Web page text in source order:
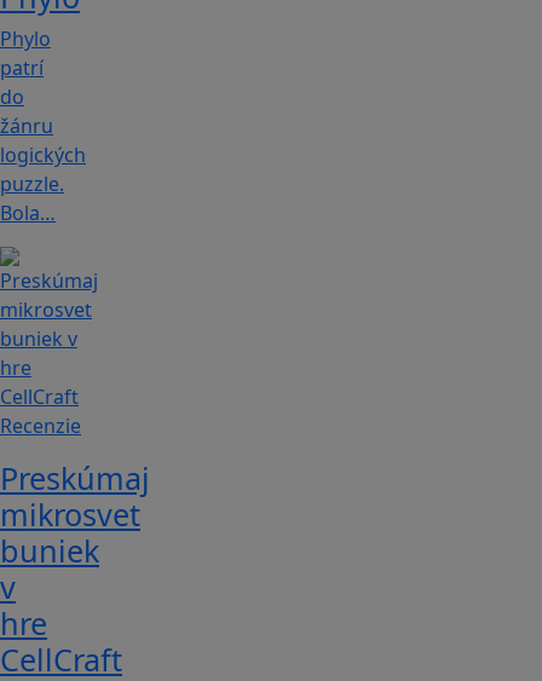
Phylo
patrí
do
žánru
logických
puzzle.
Bola…
Recenzie
Preskúmaj
mikrosvet
buniek
v
hre
CellCraft